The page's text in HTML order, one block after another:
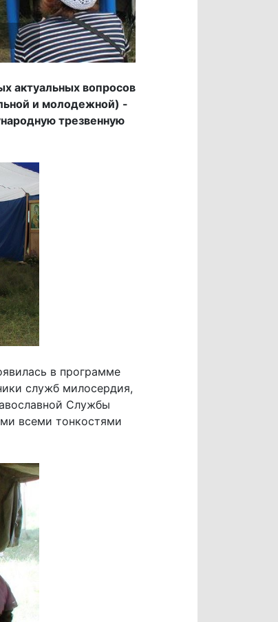
актуальных вопросов
и молодежной) -
трезвенную
в программе
служб милосердия,
Службы
всеми тонкостями